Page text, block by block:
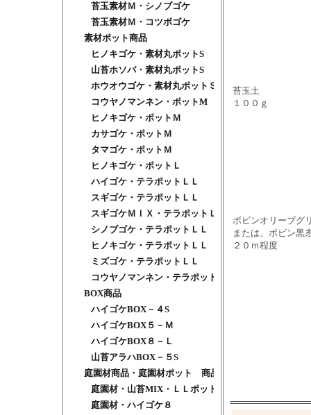
苔玉素材Ｍ・シノブゴケ
苔玉素材Ｍ・コツボゴケ
素材ポット商品
ヒノキゴケ・素材丸ポットS
山苔ホソバ・素材丸ポットS
ホウオウゴケ・素材丸ポットＳ
コウヤノマンネン・ポットM
ヒノキゴケ・ポットＭ
カサゴケ・ポットＭ
タマゴケ・ポットＭ
ヒノキゴケ・ポットＬ
ハイゴケ・テラポットＬＬ
スギゴケ・テラポットＬＬ
スギゴケＭＩＸ・テラポットＬＬ
シノブゴケ・テラポットＬＬ
ヒノキゴケ・テラポットＬＬ
ミズゴケ・テラポットＬＬ
コウヤノマンネン・テラポットＬＬ
BOX商品
ハイゴケBOX－４S
ハイゴケBOX５－Ｍ
ハイゴケBOX８－Ｌ
山苔アラハBOX－５S
庭園材商品・庭園材ポット 商品
庭園材・山苔MIX・ＬＬポット
庭園材・ハイゴケ８
苔玉土
１００ｇ
ボビンオリーブグ
または、ボビン黒
２０ｍ程度